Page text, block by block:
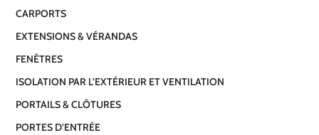
CARPORTS
EXTENSIONS & VÉRANDAS
FENÊTRES
ISOLATION PAR L’EXTÉRIEUR ET VENTILATION
PORTAILS & CLÔTURES
PORTES D’ENTRÉE